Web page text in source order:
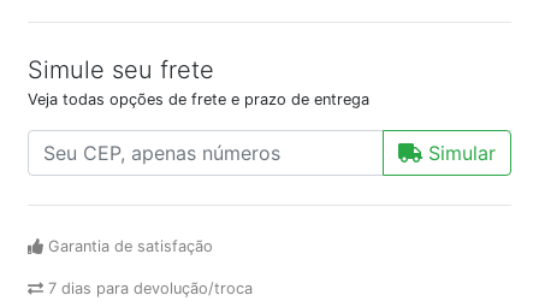
Simule seu frete
Veja todas opções de frete e prazo de entrega
Simular
Garantia de satisfação
7 dias para devolução/troca